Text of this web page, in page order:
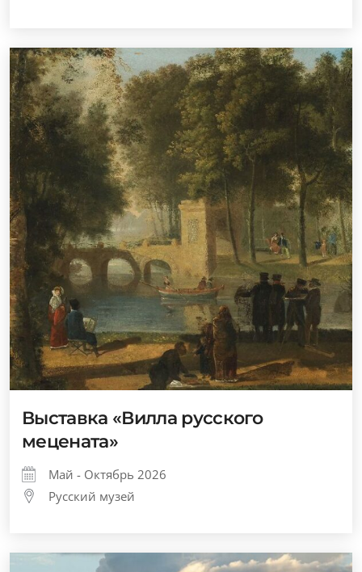
Выставка «Вилла русского
мецената»
Май - Октябрь 2026
Русский музей